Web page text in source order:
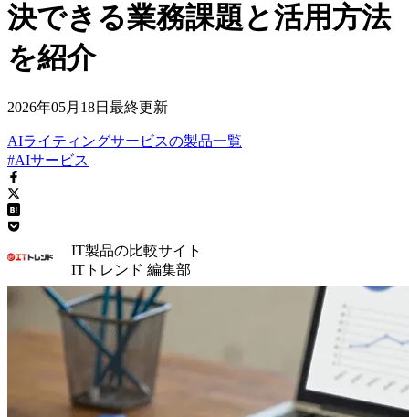
決できる業務課題と活用方法
を紹介
2026年05月18日 最終更新
AIライティングサービスの製品一覧
#AIサービス
IT製品の比較サイト
ITトレンド 編集部